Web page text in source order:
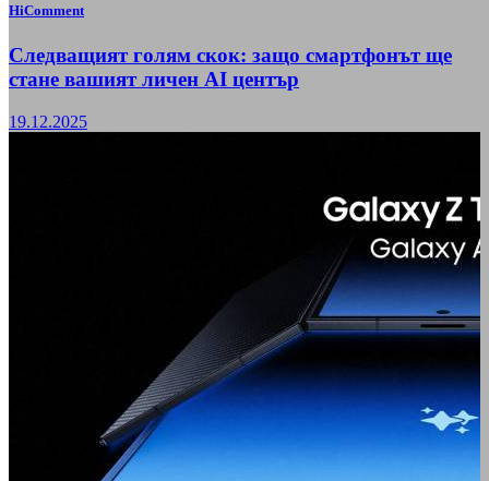
HiComment
Следващият голям скок: защо смартфонът ще
стане вашият личен AI център
19.12.2025